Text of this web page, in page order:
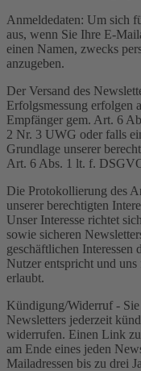
Anmeldedaten: Um sich
aus, wenn Sie Ihre E-
einen Namen, zwecks
anzugeben.
Der Versand des
Erfolgsmessung erfolgen
Empfänger gem. Art. 6
2 Nr. 3 UWG oder falls
Grundlage unserer
Art. 6 Abs. 1 lt. f.
Die Protokollierung des
unserer berechtigten
Unser Interesse richtet
sowie sicheren
geschäftlichen Interessen
Nutzer entspricht und
erlaubt.
Kündigung/Widerruf -
Newsletters jederzeit
widerrufen. Einen Link
am Ende eines jeden
Mailadressen bis zu drei